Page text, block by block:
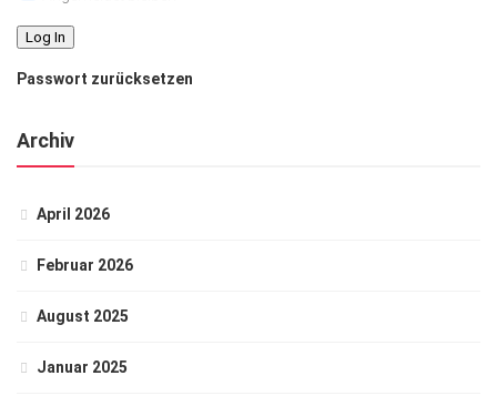
Passwort zurücksetzen
Archiv
April 2026
Februar 2026
August 2025
Januar 2025